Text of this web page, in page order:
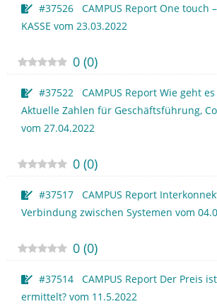
#37526 CAMPUS Report One touch
KASSE vom 23.03.2022
0 (0)
#37522 CAMPUS Report Wie geht
Aktuelle Zahlen für Geschäftsführung,
vom 27.04.2022
0 (0)
#37517 CAMPUS Report
Verbindung zwischen Systemen vom
0 (0)
#37514 CAMPUS Report Der Preis
ermittelt? vom 11.5.2022